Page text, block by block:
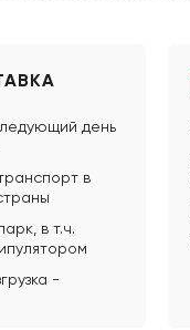
день
в
в т.ч.
-